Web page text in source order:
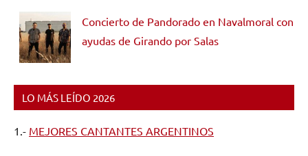
Concierto de Pandorado en Navalmoral con
ayudas de Girando por Salas
LO MÁS LEÍDO 2026
1.- MEJORES CANTANTES ARGENTINOS